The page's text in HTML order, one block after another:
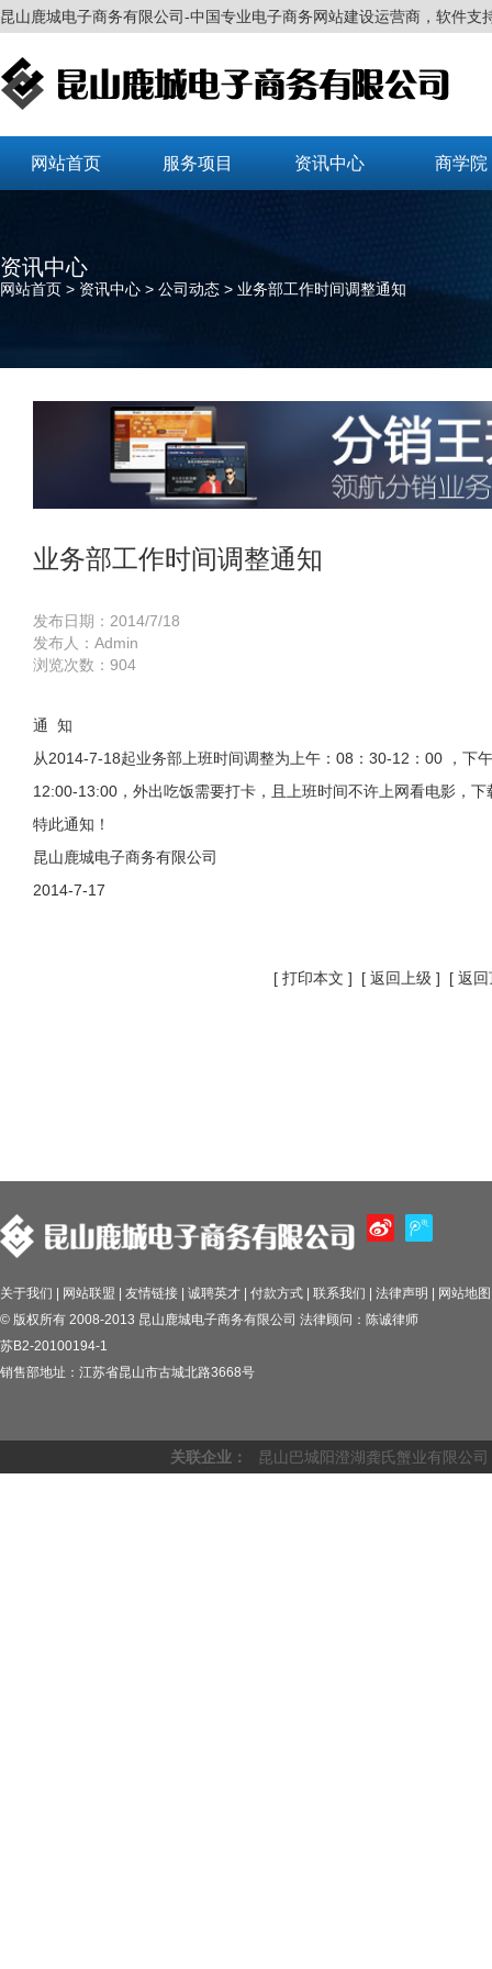
昆山鹿城电子商务有限公司-中国专业电子商务网站建设运营商，软件支
网站首页 服务项目 资讯中心 商学院
资讯中心
网站首页 > 资讯中心 > 公司动态 > 业务部工作时间调整通知
业务部工作时间调整通知
发布日期：2014/7/18
发布人：Admin
浏览次数： 904
通 知
从2014-7-18起业务部上班时间调整为上午：08：30-12：00 ，下
12:00-13:00，外出吃饭需要打卡，且上班时间不许上网看电影，
特此通知！
昆山鹿城电子商务有限公司
2014-7-17
[ 打印本文 ] [ 返回上级 ] [ 返回
关于我们 | 网站联盟 | 友情链接 | 诚聘英才 | 付款方式 | 联系我们 | 法律声明 | 网站地图
© 版权所有 2008-2013 昆山鹿城电子商务有限公司 法律顾问：陈诚律师
苏B2-20100194-1
销售部地址：江苏省昆山市古城北路3668号
关联企业： 昆山巴城阳澄湖龚氏蟹业有限公司